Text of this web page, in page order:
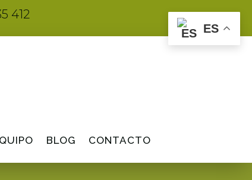
412
BLOG CONTACTO
ES